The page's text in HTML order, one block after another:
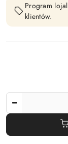
Program
klientów.